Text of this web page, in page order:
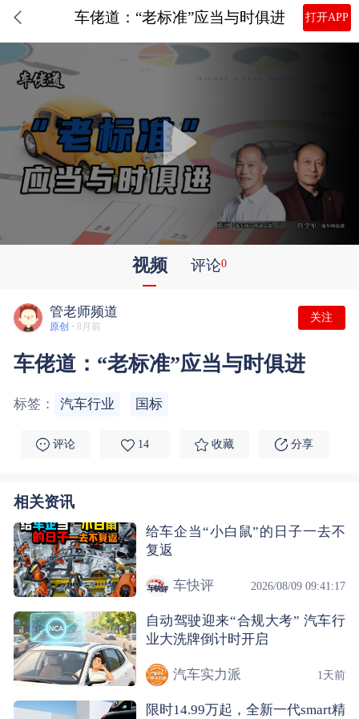
车佬道：“老标准”应当与时俱进 打开APP
视频 评论0
管老师频道
原创 · 8月前
关注
车佬道：“老标准”应当与时俱进
标签： 汽车行业 国标
评论 14 收藏 分享
相关资讯
给车企当“小白鼠”的日子一去不
复返
车快评 2026/08/09 09:41:17
自动驾驶迎来“合规大考” 汽车行
业大洗牌倒计时开启
汽车实力派 1天前
限时14.99万起，全新一代smart精